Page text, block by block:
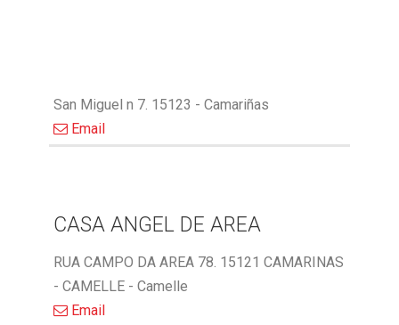
San Miguel n 7. 15123 - Camariñas
Email
CASA ANGEL DE AREA
RUA CAMPO DA AREA 78. 15121 CAMARINAS
- CAMELLE - Camelle
Email